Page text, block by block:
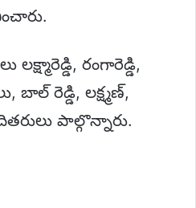
లక్ష్మారెడ్డి, రంగారెడ్డి,
రెడ్డి, లక్ష్మణ్,
పాల్గొన్నారు.